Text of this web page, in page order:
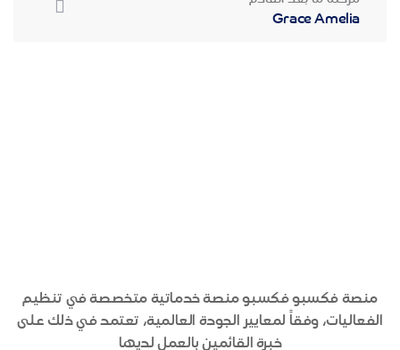
Grace Amelia
منصة فكسبو فكسبو منصة خدماتية متخصصة في تنظيم
الفعاليات، وفقاً لمعايير الجودة العالمية، تعتمد في ذلك على
خبرة القائمين بالعمل لديها